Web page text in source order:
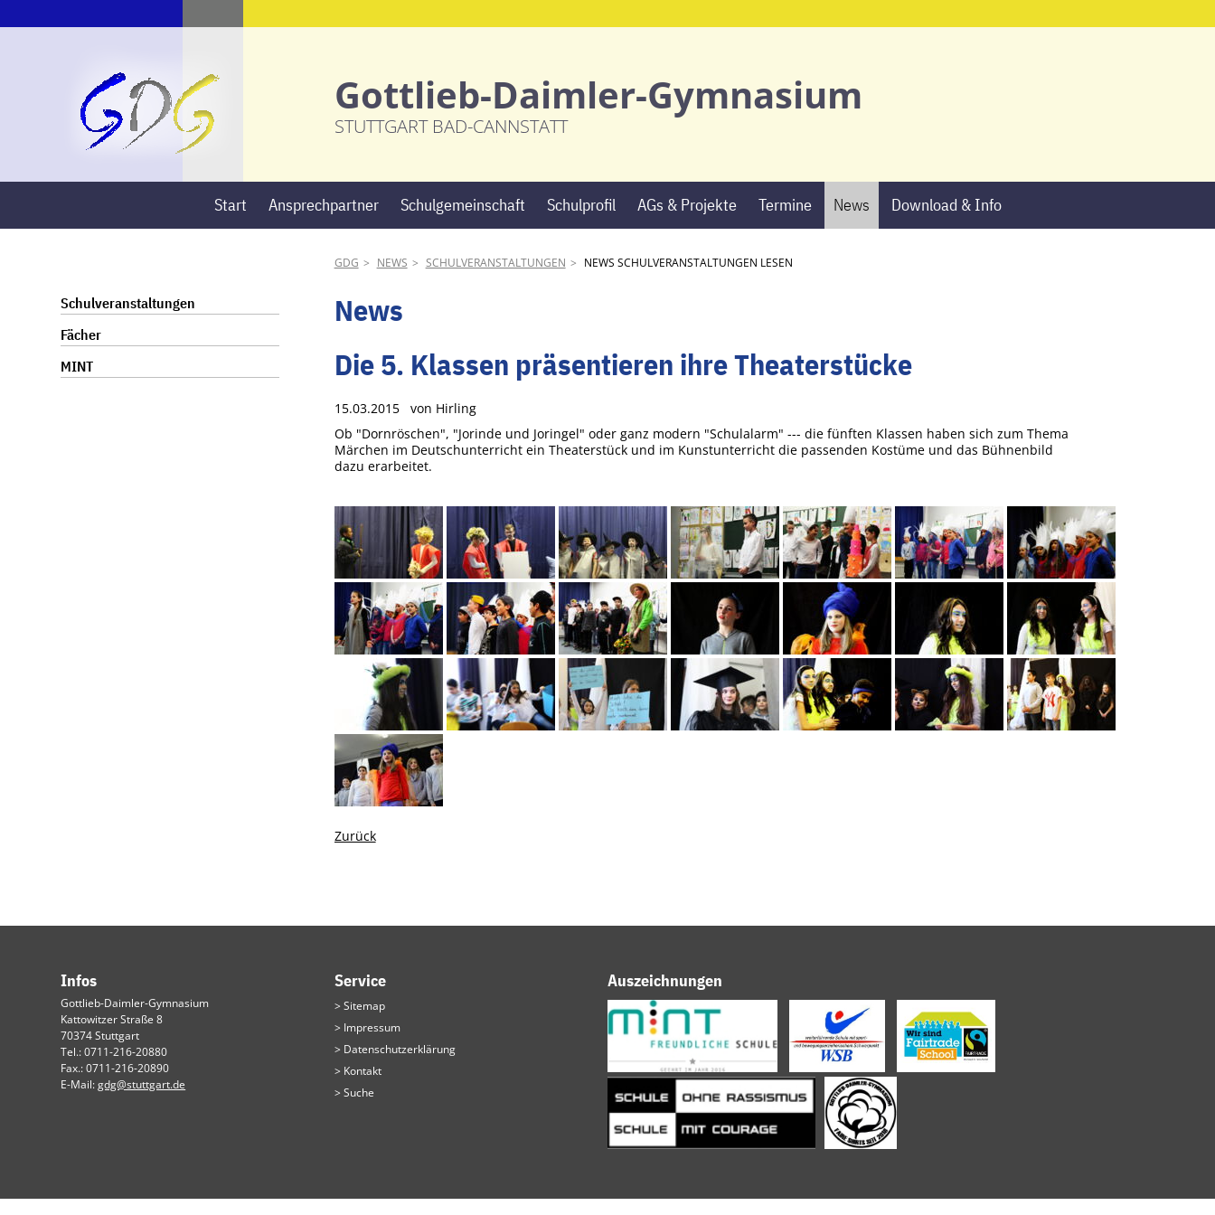
Gottlieb-Daimler-Gymnasium
STUTTGART BAD-CANNSTATT
überspringen
Start Ansprechpartner Schulgemeinschaft Schulprofil AGs & Projekte Termine News Download & Info
GDG NEWS SCHULVERANSTALTUNGEN NEWS SCHULVERANSTALTUNGEN LESEN
News
Die 5. Klassen präsentieren ihre Theaterstücke
15.03.2015
von Hirling
Ob "Dornröschen", "Jorinde und Joringel" oder ganz modern "Schulalarm" --- die fünften Klassen haben sich zum Thema
Märchen im Deutschunterricht ein Theaterstück und im Kunstunterricht die passenden Kostüme und das Bühnenbild
dazu erarbeitet.
Zurück
Navigation
überspringen
Schulveranstaltungen
Fächer
MINT
Infos
Gottlieb-Daimler-Gymnasium
Kattowitzer Straße 8
70374 Stuttgart
Tel.: 0711-216-20880
Fax.: 0711-216-20890
E-Mail:gdg@stuttgart.de
Service
Navigation
Sitemap
Impressum
Datenschutzerklärung
Kontakt
Suche
Auszeichnungen